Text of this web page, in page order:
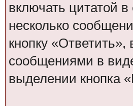
включать цитатой
несколько
кнопку
сообщениями в
выделении кнопка